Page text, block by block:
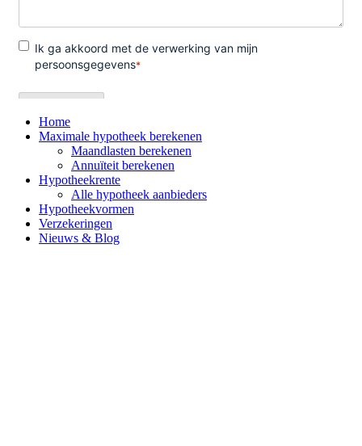
Home
Maximale hypotheek berekenen
Maandlasten berekenen
Annuïteit berekenen
Hypotheekrente
Alle hypotheek aanbieders
Hypotheekvormen
Verzekeringen
Nieuws & Blog